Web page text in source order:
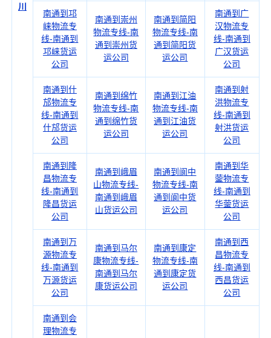
川
南通到邛
崃物流专
线-南通到
邛崃货运
公司
南通到崇州
物流专线-南
通到崇州货
运公司
南通到简阳
物流专线-南
通到简阳货
运公司
南通到广
汉物流专
线-南通到
广汉货运
公司
南通到什
邡物流专
线-南通到
什邡货运
公司
南通到绵竹
物流专线-南
通到绵竹货
运公司
南通到江油
物流专线-南
通到江油货
运公司
南通到射
洪物流专
线-南通到
射洪货运
公司
南通到隆
昌物流专
线-南通到
隆昌货运
公司
南通到峨眉
山物流专线-
南通到峨眉
山货运公司
南通到阆中
物流专线-南
通到阆中货
运公司
南通到华
蓥物流专
线-南通到
华蓥货运
公司
南通到万
源物流专
线-南通到
万源货运
公司
南通到马尔
康物流专线-
南通到马尔
康货运公司
南通到康定
物流专线-南
通到康定货
运公司
南通到西
昌物流专
线-南通到
西昌货运
公司
南通到会
理物流专